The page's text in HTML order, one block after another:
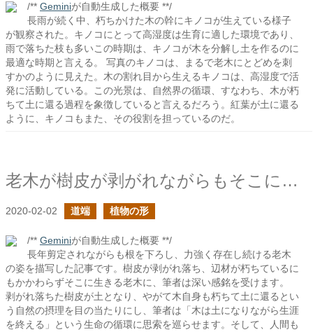
/** Geminiが自動生成した概要 **/
長雨が続く中、朽ちかけた木の幹にキノコが生えている様子
が観察された。キノコにとって高湿度は生育に適した環境であり、
雨で落ちた枝も多いこの時期は、キノコが木を分解し土を作るのに
最適な時期と言える。 写真のキノコは、まるで老木にとどめを刺
すかのように見えた。木の割れ目から生えるキノコは、高湿度で活
発に活動している。この光景は、自然界の循環、すなわち、木が朽
ちて土に還る過程を象徴していると言えるだろう。紅葉が土に還る
ように、キノコもまた、その役割を担っているのだ。
老木が樹皮が剥がれながらもそこにいる
2020-02-02 道端 植物の形
/** Geminiが自動生成した概要 **/
長年剪定されながらも根を下ろし、力強く存在し続ける老木
の姿を描写した記事です。樹皮が剥がれ落ち、辺材が朽ちているに
もかかわらずそこに生きる老木に、筆者は深い感銘を受けます。
剥がれ落ちた樹皮が土となり、やがて木自身も朽ちて土に還るとい
う自然の摂理を目の当たりにし、筆者は「木は土になりながら生涯
を終える」という生命の循環に思索を巡らせます。そして、人間も